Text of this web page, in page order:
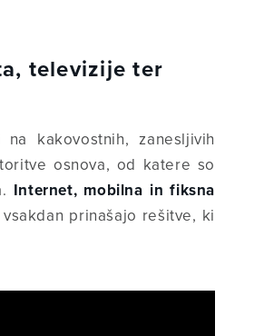
televizije ter
kakovostnih, zanesljivih
osnova, od katere so
Internet, mobilna in fiksna
prinašajo rešitve, ki